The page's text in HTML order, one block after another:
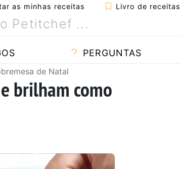
as minhas receitas Livro de receitas
PERGUNTAS
de Natal
brilham como